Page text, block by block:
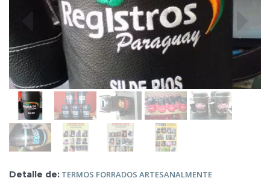
Detalle de: TERMOS FORRADOS ARTESANALMENTE